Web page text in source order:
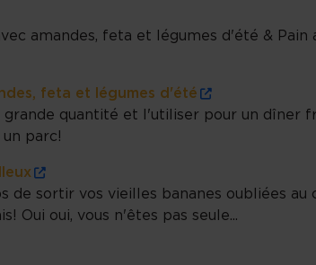
amandes, feta et légumes d'été &
feta et légumes d'été
quantité et l'utiliser pour un dîner
parc!
de sortir vos vieilles bananes oubliées
Oui oui, vous n'êtes pas seule...